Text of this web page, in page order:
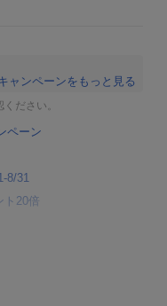
ャンペーンをもっと見る
ださい。
ペーン
8/31
ト20倍